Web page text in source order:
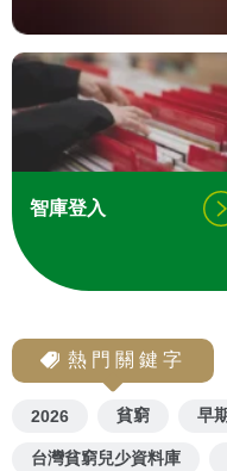
智庫登入
熱門關鍵字
2026 貧窮 早
台灣貧窮兒少資料庫